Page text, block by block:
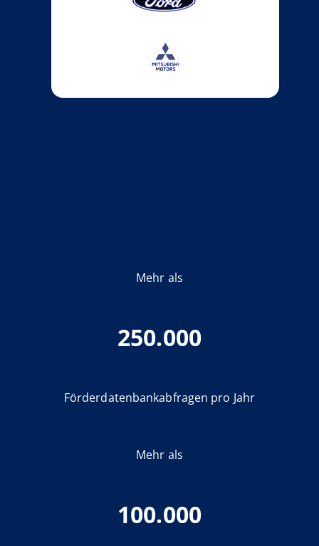
Mehr als
250.000
Förderdatenbankabfragen pro Jahr
Mehr als
100.000